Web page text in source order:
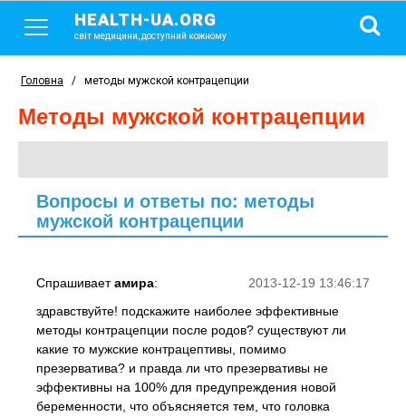
HEALTH-UA.ORG
світ медицини, доступний кожному
Головна / методы мужской контрацепции
методы мужской контрацепции
Вопросы и ответы по: методы
мужской контрацепции
2013-12-19 13:46:17
Спрашиваетамира:
здравствуйте! подскажите наиболее эффективные
методы контрацепции после родов? существуют ли
какие то мужские контрацептивы, помимо
презерватива? и правда ли что презервативы не
эффективны на 100% для предупреждения новой
беременности, что объясняется тем, что головка